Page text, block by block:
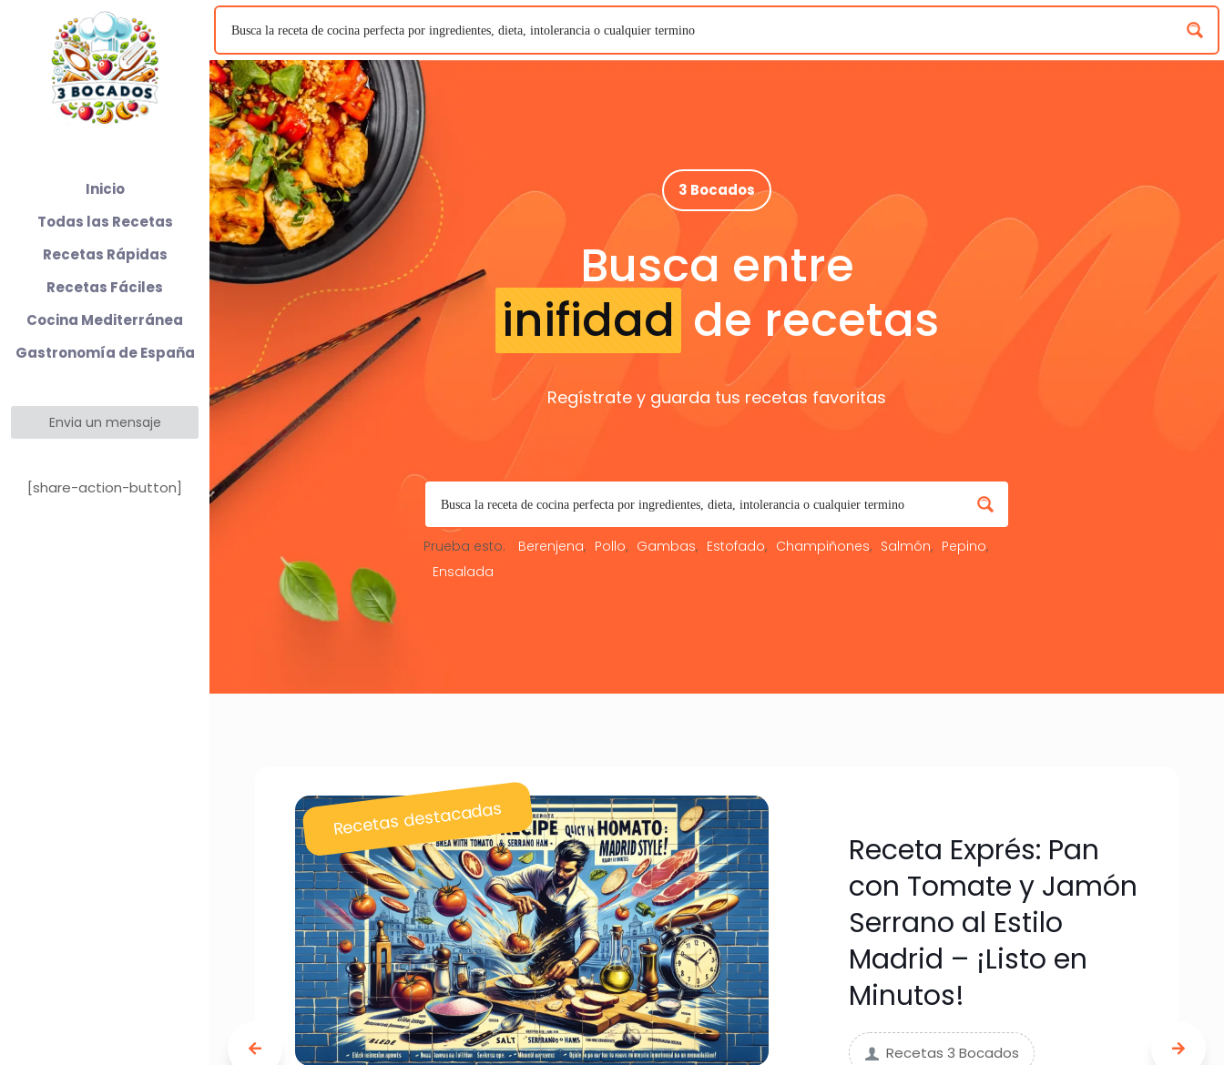
3 Bocados
Busca entre
inifidad de recetas
Regístrate y guarda tus recetas favoritas
Prueba esto: Berenjena Pollo Gambas Estofado Champiñones Salmón
Pepino
Ensalada
Recetas destacadas
Receta Exprés: Pan
con Tomate y Jamón
Serrano al Estilo
Madrid – ¡Listo en
Minutos!
Recetas 3 Bocados
Inicio
Todas las Recetas
Recetas Rápidas
Recetas Fáciles
Cocina Mediterránea
Gastronomía de España
Envia un mensaje
[share-action-button]